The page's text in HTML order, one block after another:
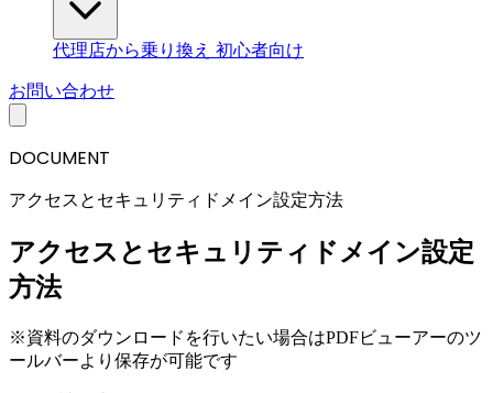
代理店から乗り換え 初心者向け
お問い合わせ
DOCUMENT
アクセスとセキュリティドメイン設定方法
アクセスとセキュリティドメイン設定
方法
※資料のダウンロードを行いたい場合はPDFビューアーのツ
ールバーより保存が可能です